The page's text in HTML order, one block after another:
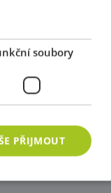
soubory
PŘIJMOUT